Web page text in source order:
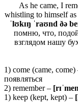
As he came, I
whistling to himself
ˈlʊkɪŋ ˈraʊnd ðə
помню, что,
взглядом нашу
1) come (came, come)
появляться
2) remember –
1) keep (kept, kept) –